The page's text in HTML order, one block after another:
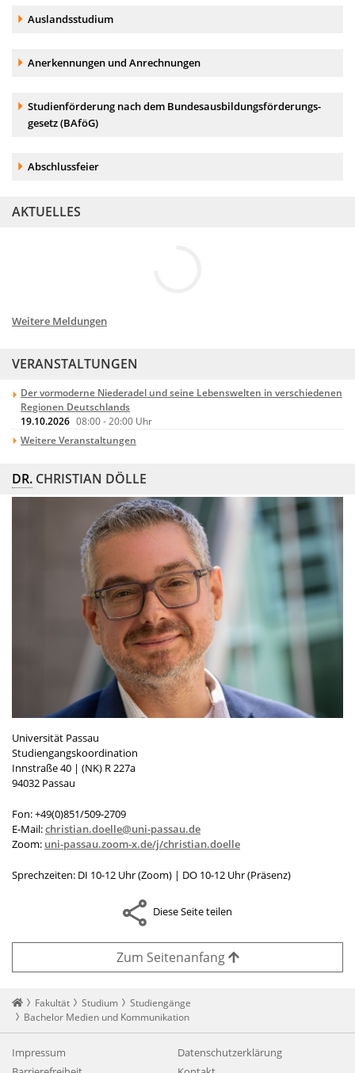
Akkordeonelement:
Auslandsstudium
Akkordeonelement:
Anerkennungen und Anrechnungen
Akkordeonelement:
Studien­förderung nach dem Bundes­ausbildungs­förderungs­
gesetz (BAföG)
Akkordeonelement:
Abschlussfeier
AKTUELLES
Weitere Meldungen
VERANSTALTUNGEN
Der vormoderne Niederadel und seine Lebenswelten in verschiedenen
Regionen Deutschlands
19.10.2026 08:00-20:00 Uhr
Weitere Veranstaltungen
DR. CHRISTIAN DÖLLE
Universität Passau
Studiengangskoordination
Innstraße 40 | (NK) R 227a
94032 Passau
Fon: +49(0)851/509-2709
E-Mail:christian.doelle@uni-passau.de
Zoom: uni-passau.zoom-x.de/j/christian.doelle
Sprechzeiten: DI 10-12 Uhr (Zoom) | DO 10-12 Uhr (Präsenz)
Diese Seite teilen
Zum Seitenanfang
Startseite
Fakultät Studium
Studiengänge
Bachelor Medien und Kommunikation
Impressum
Datenschutzerklärung